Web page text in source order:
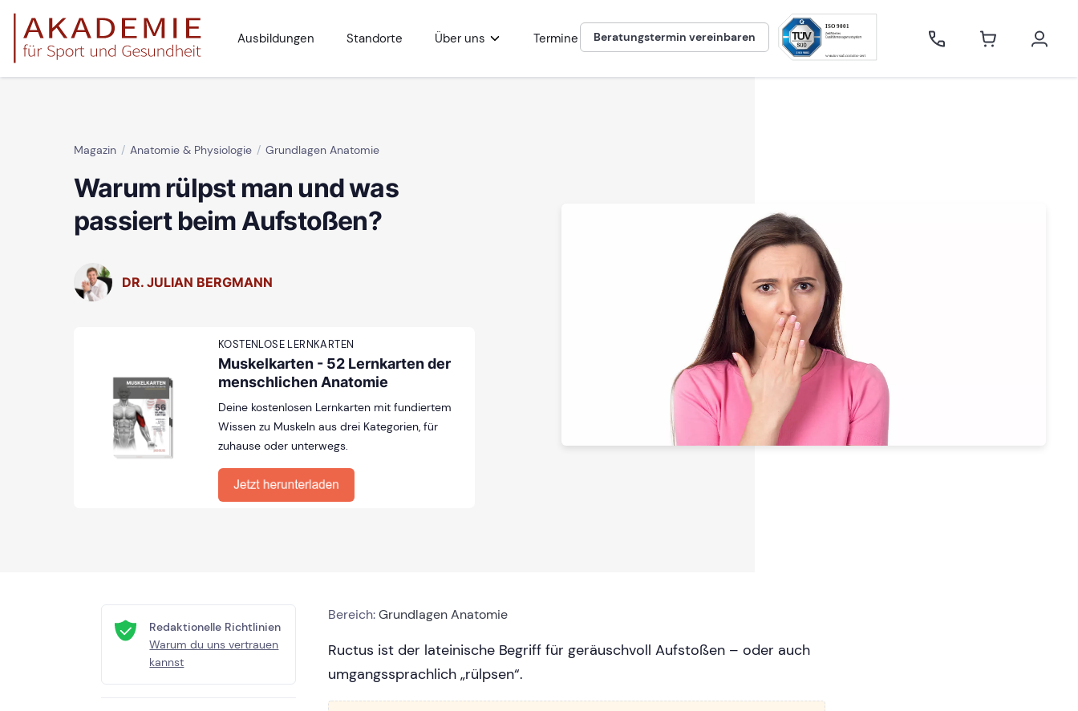
Ausbildungen Standorte Über uns Termine Beratungstermin vereinbaren
Magazin Anatomie & Physiologie Grundlagen Anatomie
Warum rülpst man und was
passiert beim Aufstoßen?
DR. JULIAN BERGMANN
KOSTENLOSE LERNKARTEN
Muskelkarten - 52 Lernkarten der
menschlichen Anatomie
Deine kostenlosen Lernkarten mit fundiertem
Wissen zu Muskeln aus drei Kategorien, für
zuhause oder unterwegs.
Redaktionelle Richtlinien
Warum du uns vertrauen
kannst
Bereich:Grundlagen Anatomie
Ructus ist der lateinische Begriff für geräuschvoll Aufstoßen – oder auch
umgangssprachlich „rülpsen“.